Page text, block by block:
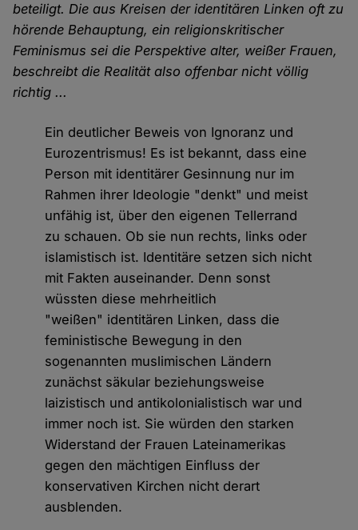
beteiligt. Die aus Kreisen der identitären Linken oft zu
hörende Behauptung, ein religionskritischer
Feminismus sei die Perspektive alter, weißer Frauen,
beschreibt die Realität also offenbar nicht völlig
richtig ...
Ein deutlicher Beweis von Ignoranz und
Eurozentrismus! Es ist bekannt, dass eine
Person mit identitärer Gesinnung nur im
Rahmen ihrer Ideologie "denkt" und meist
unfähig ist, über den eigenen Tellerrand
zu schauen. Ob sie nun rechts, links oder
islamistisch ist. Identitäre setzen sich nicht
mit Fakten auseinander. Denn sonst
wüssten diese mehrheitlich
"weißen" identitären Linken, dass die
feministische Bewegung in den
sogenannten muslimischen Ländern
zunächst säkular beziehungsweise
laizistisch und antikolonialistisch war und
immer noch ist. Sie würden den starken
Widerstand der Frauen Lateinamerikas
gegen den mächtigen Einfluss der
konservativen Kirchen nicht derart
ausblenden.